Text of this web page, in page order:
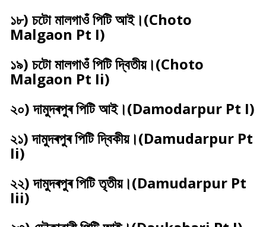
১৮) চটো মালগাওঁ পিটি আই।(Choto
Malgaon Pt I)
১৯) চটো মালগাওঁ পিটি দ্বিতীয়।(Choto
Malgaon Pt Ii)
২০) দামুদৰপুৰ পিটি আই।(Damodarpur Pt I)
২১) দামুদৰপুৰ পিটি দ্বিকীয়।(Damudarpur Pt
Ii)
২২) দামুদৰপুৰ পিটি তৃতীয়।(Damudarpur Pt
Iii)